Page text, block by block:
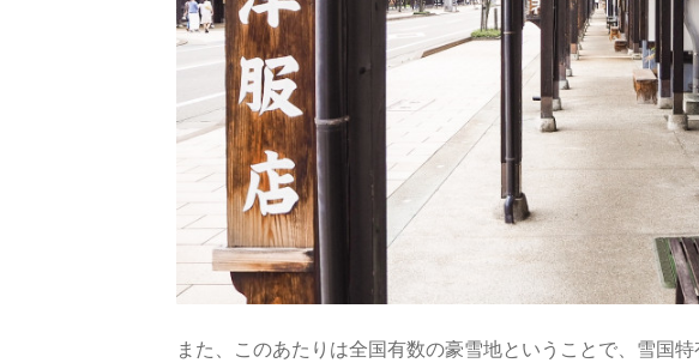
また、このあたりは全国有数の豪雪地ということで、雪国